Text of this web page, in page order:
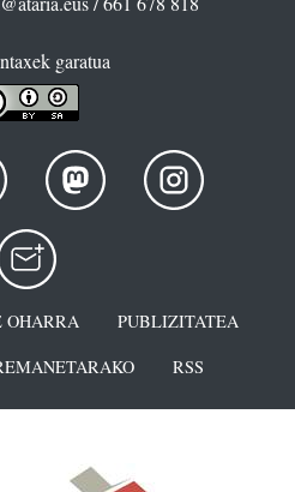
garatua
OHARRA
PUBLIZITATEA
RSS